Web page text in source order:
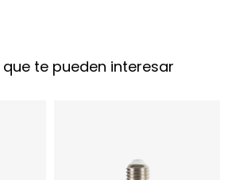
te pueden interesar